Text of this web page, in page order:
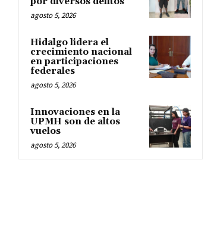
agosto 5, 2026
Hidalgo lidera el
crecimiento nacional
en participaciones
federales
agosto 5, 2026
Innovaciones en la
UPMH son de altos
vuelos
agosto 5, 2026